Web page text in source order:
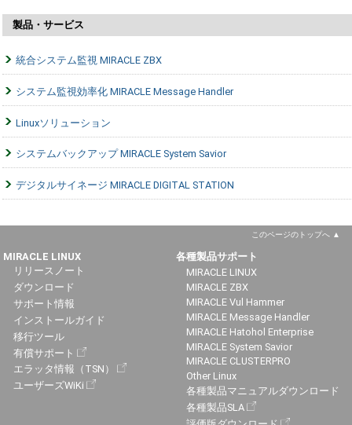
製品・サービス
統合システム監視 MIRACLE ZBX
システム監視効率化 MIRACLE Message Handler
Linuxソリューション
システムバックアップ MIRACLE System Savior
デジタルサイネージ MIRACLE DIGITAL STATION
このページのトップへ
MIRACLE LINUX
リリースノート
ダウンロード
サポート情報
インストールガイド
移行ツール
有償サポート
エラッタ情報（TSN）
ユーザーズWiKi
各種製品サポート
MIRACLE LINUX
MIRACLE ZBX
MIRACLE Vul Hammer
MIRACLE Message Handler
MIRACLE Hatohol Enterprise
MIRACLE System Savior
MIRACLE CLUSTERPRO
Other Linux
各種製品マニュアルダウンロード
各種製品SLA